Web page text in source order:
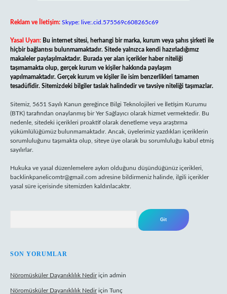
Reklam ve İletişim: Skype: live:.cid.575569c608265c69
Yasal Uyarı: Bu internet sitesi, herhangi bir marka, kurum veya şahıs şirketi ile
hiçbir bağlantısı bulunmamaktadır. Sitede yalnızca kendi hazırladığımız
makaleler paylaşılmaktadır. Burada yer alan içerikler haber niteliği
taşımamakta olup, gerçek kurum ve kişiler hakkında paylaşım
yapılmamaktadır. Gerçek kurum ve kişiler ile isim benzerlikleri tamamen
tesadüfidir. Sitemizdeki bilgiler taslak halindedir ve tavsiye niteliği taşımazlar.
Sitemiz, 5651 Sayılı Kanun gereğince Bilgi Teknolojileri ve İletişim Kurumu
(BTK) tarafından onaylanmış bir Yer Sağlayıcı olarak hizmet vermektedir. Bu
nedenle, sitedeki içerikleri proaktif olarak denetleme veya araştırma
yükümlülüğümüz bulunmamaktadır. Ancak, üyelerimiz yazdıkları içeriklerin
sorumluluğunu taşımakta olup, siteye üye olarak bu sorumluluğu kabul etmiş
sayılırlar.
Hukuka ve yasal düzenlemelere aykırı olduğunu düşündüğünüz içerikleri,
backlinkpanelicomtr@gmail.com adresine bildirmeniz halinde, ilgili içerikler
yasal süre içerisinde sitemizden kaldırılacaktır.
SON YORUMLAR
Nöromüsküler Dayanıklılık Nediriçin admin
Nöromüsküler Dayanıklılık Nediriçin Tunç